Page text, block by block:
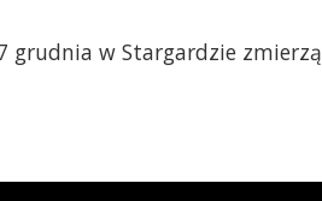
grudnia w Stargardzie zmierzą